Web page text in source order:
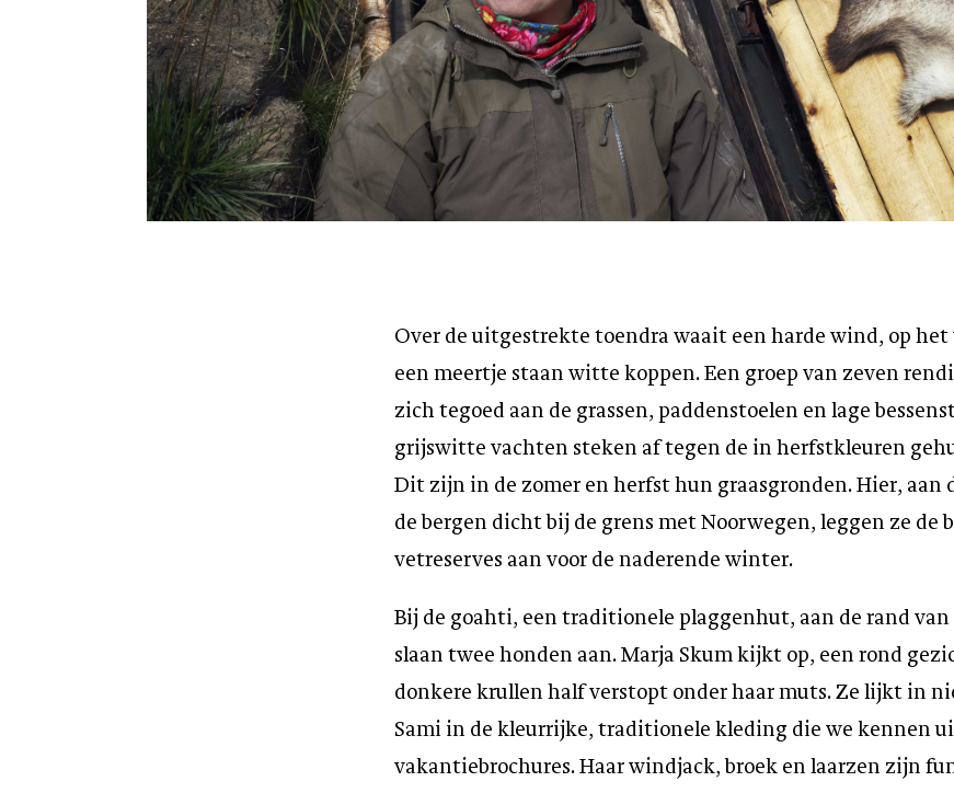
Over de uitgestrekte toendra waait een harde wind, op het
een meertje staan witte koppen. Een groep van zeven
zich tegoed aan de grassen, paddenstoelen en lage
grijswitte vachten steken af tegen de in herfstkleuren
Dit zijn in de zomer en herfst hun graasgronden. Hier, aan
de bergen dicht bij de grens met Noorwegen, leggen ze de
vetreserves aan voor de naderende winter.
Bij de goahti, een traditionele plaggenhut, aan de rand
slaan twee honden aan. Marja Skum kijkt op, een rond
donkere krullen half verstopt onder haar muts. Ze lijkt in
Sami in de kleurrijke, traditionele kleding die we kennen
vakantiebrochures. Haar windjack, broek en laarzen zijn